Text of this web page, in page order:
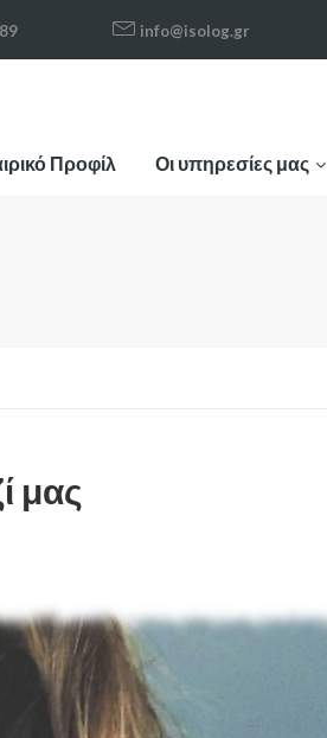
info@isolog.gr
Προφίλ Οι υπηρεσίες μας
μας